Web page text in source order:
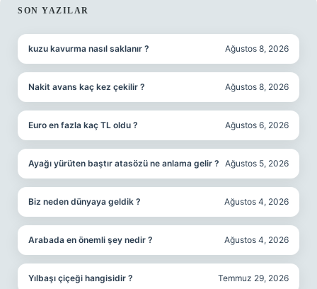
SIDEBAR
SON YAZILAR
kuzu kavurma nasıl saklanır ? Ağustos 8, 2026
Nakit avans kaç kez çekilir ? Ağustos 8, 2026
Euro en fazla kaç TL oldu ? Ağustos 6, 2026
Ayağı yürüten baştır atasözü ne anlama gelir ? Ağustos 5, 2026
Biz neden dünyaya geldik ? Ağustos 4, 2026
Arabada en önemli şey nedir ? Ağustos 4, 2026
Yılbaşı çiçeği hangisidir ? Temmuz 29, 2026